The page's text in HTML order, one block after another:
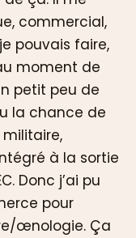
commercial,
pouvais faire,
moment de
petit peu de
la chance de
à la sortie
Donc j’ai pu
pour
œnologie. Ça